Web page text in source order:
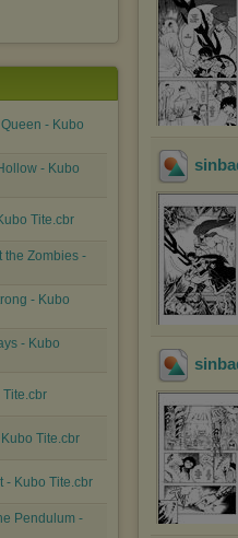
- Kubo
- Kubo
Tite.cbr
the Zombies -
- Kubo
- Kubo
Tite.cbr
Tite.cbr
- Kubo Tite.cbr
Pendulum -